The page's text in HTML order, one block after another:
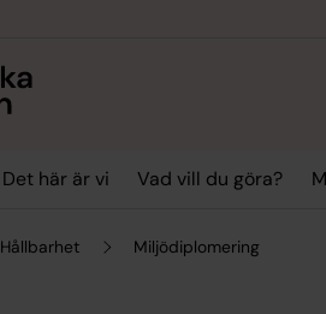
Det här är vi Vad vill du göra?
Hållbarhet Miljödiplomering